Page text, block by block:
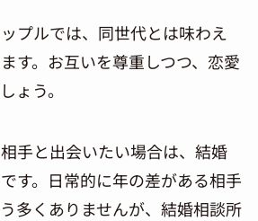
プルでは、同世代とは味わえ
す。お互いを尊重しつつ、恋愛
ょう。
手と出会いたい場合は、結婚
す。日常的に年の差がある相手
多くありませんが、結婚相談所